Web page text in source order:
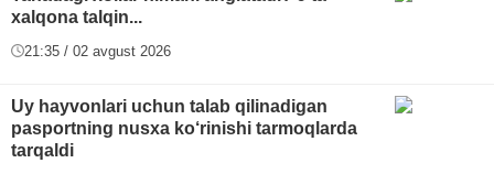
xalqona talqin...
21:35 / 02 avgust 2026
Uy hayvonlari uchun talab qilinadigan
pasportning nusxa ko‘rinishi tarmoqlarda
tarqaldi